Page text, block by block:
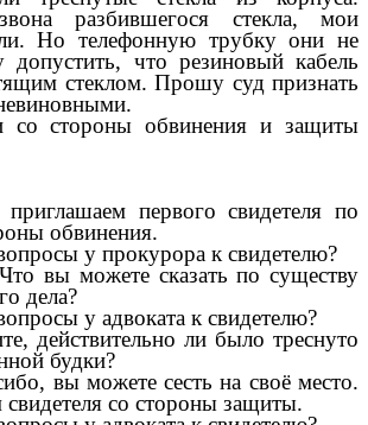
разбившегося стекла, мои
Но телефонную трубку они не
допустить, что резиновый кабель
стеклом. Прошу суд признать
со стороны обвинения и защиты
первого свидетеля по
обвинения.
у прокурора к свидетелю?
вы можете сказать по существу
дела?
у адвоката к свидетелю?
действительно ли было треснуто
будки?
вы можете сесть на своё место.
со стороны защиты.